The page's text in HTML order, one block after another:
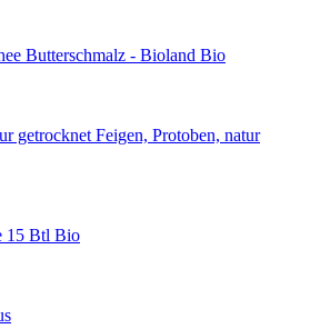
Butterschmalz - Bioland Bio
Feigen, Protoben, natur
15 Btl Bio